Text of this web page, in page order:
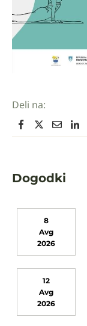
Deli na:
Dogodki
8
Avg
2026
12
Avg
2026